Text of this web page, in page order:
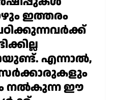
ഇത്തരം
എന്നാൽ,
സർക്കാരുകളും
നൽകുന്ന ഈ